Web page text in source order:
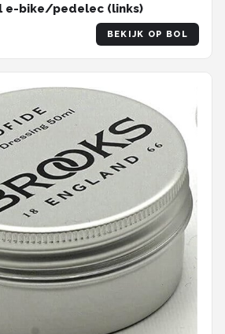
e-bike/pedelec (links)
BEKIJK OP BOL